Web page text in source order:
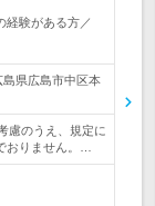
経験がある方／
県広島市中区本
慮のうえ、規定に
おりません。…